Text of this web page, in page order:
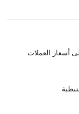
أسعار العملات